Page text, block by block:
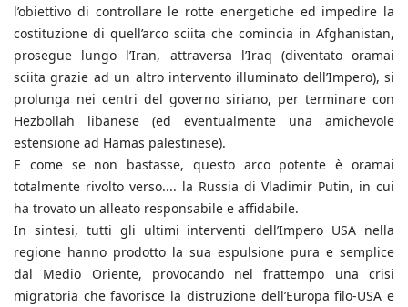
l’obiettivo di controllare le rotte energetiche ed impedire la
costituzione di quell’arco sciita che comincia in Afghanistan,
prosegue lungo l’Iran, attraversa l’Iraq (diventato oramai
sciita grazie ad un altro intervento illuminato dell’Impero), si
prolunga nei centri del governo siriano, per terminare con
Hezbollah libanese (ed eventualmente una amichevole
estensione ad Hamas palestinese).
E come se non bastasse, questo arco potente è oramai
totalmente rivolto verso.... la Russia di Vladimir Putin, in cui
ha trovato un alleato responsabile e affidabile.
In sintesi, tutti gli ultimi interventi dell’Impero USA nella
regione hanno prodotto la sua espulsione pura e semplice
dal Medio Oriente, provocando nel frattempo una crisi
migratoria che favorisce la distruzione dell’Europa filo-USA e